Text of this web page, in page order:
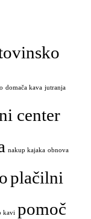
domača kava jutranja
center
nakup kajaka obnova
plačilni
kavi pomoč